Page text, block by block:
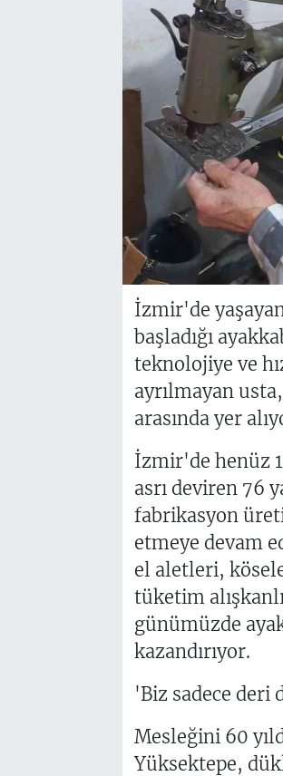
İzmir'de yaşayan
başladığı
teknolojiye ve
ayrılmayan
arasında yer
İzmir'de henüz
asrı deviren 76
fabrikasyon
etmeye devam
el aletleri,
tüketim
günümüzde
kazandırıyor.
'Biz sadece deri
Mesleğini 60
Yüksektepe,